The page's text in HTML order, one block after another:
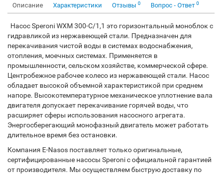
Описание Характеристики Отзывы 0 Вопрос - Ответ 0
Насос Speroni WXM 300-C/1,1 это горизонтальный моноблок с
гидравликой из нержавеющей стали. Предназначен для
перекачивания чистой воды в системах водоснабжения,
отопления, моечных системах. Применяется в
промышленности, сельском хозяйстве, коммерческой сфере.
Центробежное рабочее колесо из нержавеющей стали. Насос
обладает высокой объемной характеристикой при среднем
напоре. Высокотемпературное механическое уплотнение вала
двигателя допускает перекачивание горячей воды, что
расширяет сферы использования насосного агрегата.
Энергосберегающий монофазный двигатель может работать
длительное время без остановки.
Компания E-Nasos поставляет только оригинальные,
сертифицированные насосы Speroni с официальной гарантией
от производителя. Мы осуществляем быструю доставку по